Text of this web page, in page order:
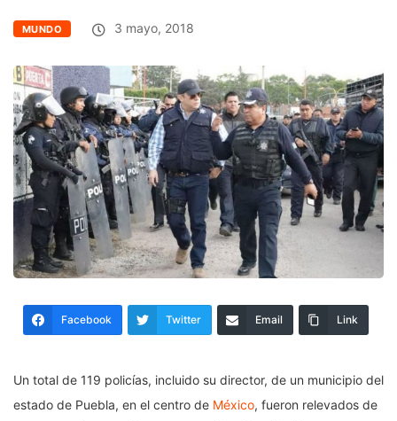
MUNDO 3 mayo, 2018
Facebook Twitter Email Link
Un total de 119 policías, incluido su director, de un municipio del
estado de Puebla, en el centro de México, fueron relevados de